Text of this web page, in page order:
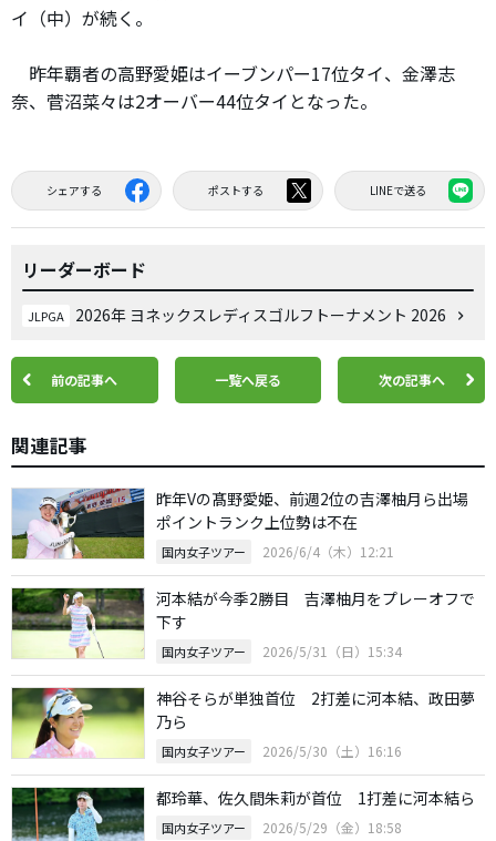
イ（中）が続く。
昨年覇者の高野愛姫はイーブンパー17位タイ、金澤志
奈、菅沼菜々は2オーバー44位タイとなった。
シェアする ポストする LINEで送る
リーダーボード
JLPGA 2026年 ヨネックスレディスゴルフトーナメント 2026
前の記事へ 一覧へ戻る 次の記事へ
関連記事
昨年Vの髙野愛姫、前週2位の吉澤柚月ら出場
ポイントランク上位勢は不在
国内女子ツアー 2026/6/4（木）12:21
河本結が今季2勝目 吉澤柚月をプレーオフで
下す
国内女子ツアー 2026/5/31（日）15:34
神谷そらが単独首位 2打差に河本結、政田夢
乃ら
国内女子ツアー 2026/5/30（土）16:16
都玲華、佐久間朱莉が首位 1打差に河本結ら
国内女子ツアー 2026/5/29（金）18:58